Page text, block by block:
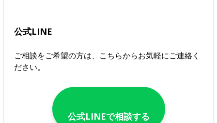
公式LINE
ご相談をご希望の方は、こちらからお気軽にご連絡く
ださい。
公式LINEで相談する